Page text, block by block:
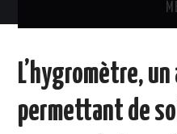
DÉCORATION INTÉRIEURE
L’hygromètre,
permettant de